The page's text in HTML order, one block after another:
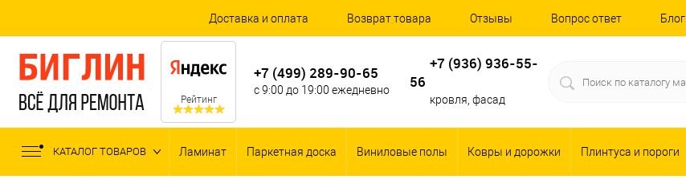
Доставка и оплата Возврат товара Отзывы Вопрос ответ Блог
Рейтинг
+7 (499) 289-90-65
с 9:00 до 19:00 ежедневно
+7 (936) 936-55-
56
кровля, фасад
КАТАЛОГ ТОВАРОВ Ламинат Паркетная доска Виниловые полы Ковры и дорожки Плинтуса и пороги